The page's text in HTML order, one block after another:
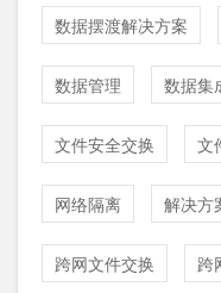
数据摆渡解决方案
数据管理 数据集
文件安全交换 文
网络隔离 解决方
跨网文件交换 跨